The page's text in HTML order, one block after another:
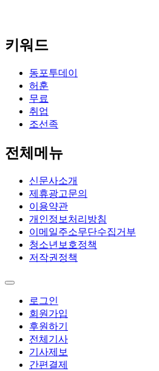
키워드
동포투데이
허훈
무료
취업
조선족
전체메뉴
신문사소개
제휴광고문의
이용약관
개인정보처리방침
이메일주소무단수집거부
청소년보호정책
저작권정책
로그인
회원가입
후원하기
전체기사
기사제보
간편결제